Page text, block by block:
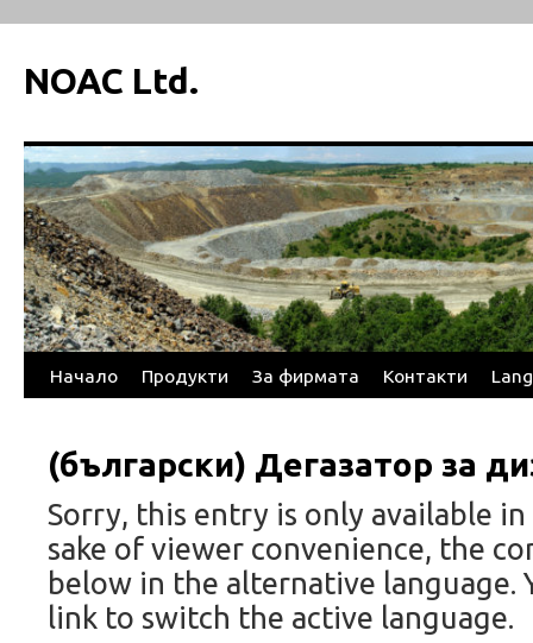
NOAC Ltd.
Skip
content
Начало Продукти За фирмата Контакти
(български) Дегазатор за
Sorry, this entry is only available in
sake of viewer convenience, the
below in the alternative language.
link to switch the active language.